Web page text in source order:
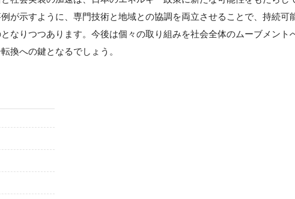
が示すように、専門技術と地域との協調を両立させることで、持続可
なりつつあります。今後は個々の取り組みを社会全体のムーブメント
換への鍵となるでしょう。